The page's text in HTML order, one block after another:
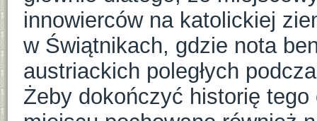
innowierców na katolickiej
w Świątnikach, gdzie nota
austriackich poległych
Żeby dokończyć historię